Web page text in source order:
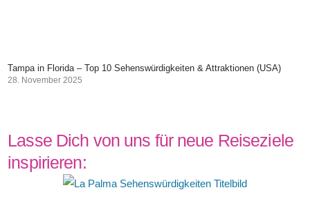
Tampa in Florida – Top 10 Sehenswürdigkeiten & Attraktionen (USA)
28. November 2025
Lasse Dich von uns für neue Reiseziele
inspirieren: